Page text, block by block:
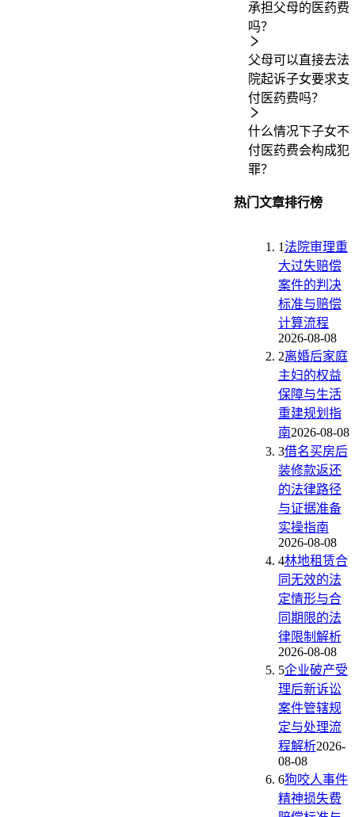
承担父母的医药费
吗？
父母可以直接去法
院起诉子女要求支
付医药费吗？
什么情况下子女不
付医药费会构成犯
罪？
热门文章排行榜
1法院审理重
大过失赔偿
案件的判决
标准与赔偿
计算流程
2026-08-08
2离婚后家庭
主妇的权益
保障与生活
重建规划指
南2026-08-08
3借名买房后
装修款返还
的法律路径
与证据准备
实操指南
2026-08-08
4林地租赁合
同无效的法
定情形与合
同期限的法
律限制解析
2026-08-08
5企业破产受
理后新诉讼
案件管辖规
定与处理流
程解析2026-
08-08
6狗咬人事件
精神损失费